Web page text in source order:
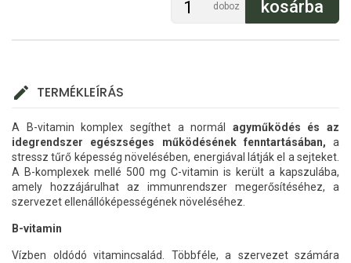
doboz
TERMÉKLEÍRÁS
A B-vitamin komplex segíthet a normál agyműködés és az
idegrendszer egészséges működésének fenntartásában, a
stressz tűrő képesség növelésében, energiával látják el a sejteket.
A B-komplexek mellé 500 mg C-vitamin is került a kapszulába,
amely hozzájárulhat az immunrendszer megerősítéséhez, a
szervezet ellenállóképességének növeléséhez.
B-vitamin
Vízben oldódó vitamincsalád. Többféle, a szervezet számára